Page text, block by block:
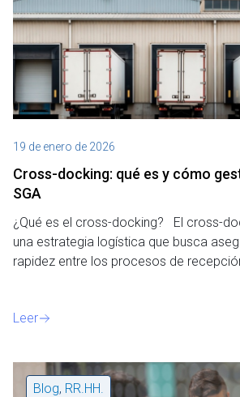
19 de enero de 2026
Cross-docking: qué es y cómo
SGA
¿Qué es el cross-docking? El cross-
una estrategia logística que busca
rapidez entre los procesos de
Leer
Blog, RR.HH.